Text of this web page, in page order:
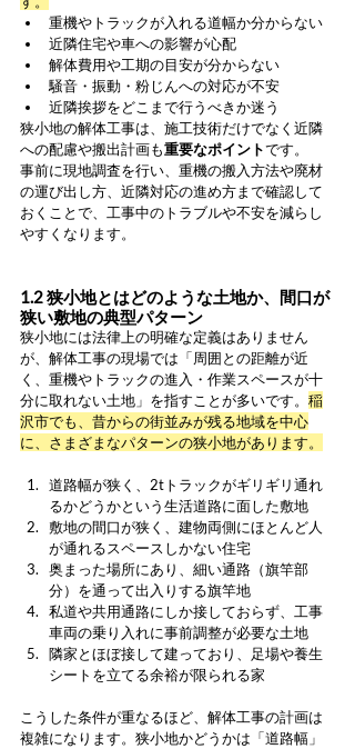
重機やトラックが入れる道幅か分からない
近隣住宅や車への影響が心配
解体費用や工期の目安が分からない
騒音・振動・粉じんへの対応が不安
近隣挨拶をどこまで行うべきか迷う
狭小地の解体工事は、施工技術だけでなく近隣
への配慮や搬出計画も重要なポイントです。
事前に現地調査を行い、重機の搬入方法や廃材
の運び出し方、近隣対応の進め方まで確認して
おくことで、工事中のトラブルや不安を減らし
やすくなります。
1.2 狭小地とはどのような土地か、間口が
狭い敷地の典型パターン
狭小地には法律上の明確な定義はありません
が、解体工事の現場では「周囲との距離が近
く、重機やトラックの進入・作業スペースが十
分に取れない土地」を指すことが多いです。 稲
沢市でも、昔からの街並みが残る地域を中心
に、さまざまなパターンの狭小地があります。
道路幅が狭く、2tトラックがギリギリ通れ
るかどうかという生活道路に面した敷地
敷地の間口が狭く、建物両側にほとんど人
が通れるスペースしかない住宅
奥まった場所にあり、細い通路（旗竿部
分）を通って出入りする旗竿地
私道や共用通路にしか接しておらず、工事
車両の乗り入れに事前調整が必要な土地
隣家とほぼ接して建っており、足場や養生
シートを立てる余裕が限られる家
こうした条件が重なるほど、解体工事の計画は
複雑になります。狭小地かどうかは「道路幅」